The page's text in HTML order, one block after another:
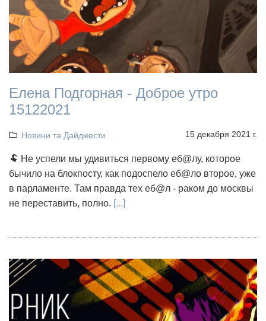
Елена Подгорная - Доброе утро
15122021
Новини та Дайджести 15 декабря 2021 г.
🐏 Не успели мы удивиться первому еб@лу, которое
бычило на блокпосту, как подоспело еб@ло второе, уже
в парламенте. Там правда тех еб@л - раком до москвы
не переставить, полно. [...]